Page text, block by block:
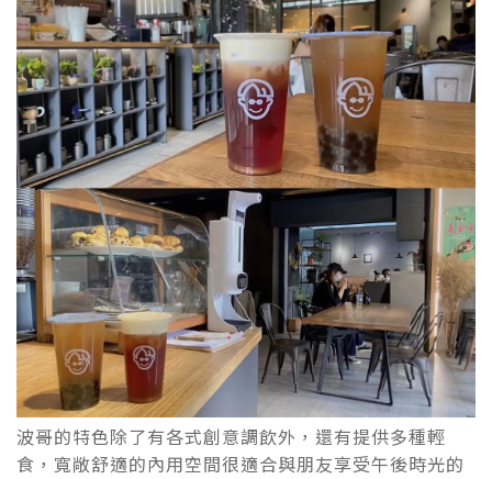
波哥的特色除了有各式創意調飲外，還有提供多種輕
食，寬敞舒適的內用空間很適合與朋友享受午後時光的